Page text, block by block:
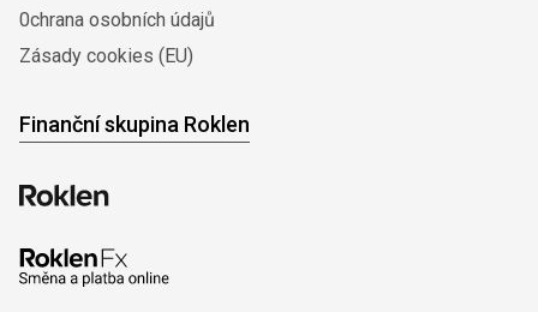
0chrana osobních údajů
Zásady cookies (EU)
Finanční skupina Roklen